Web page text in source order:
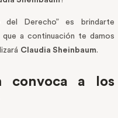
Derecho” es brindarte
a continuación te damos
Claudia Sheinbaum.
convoca a los